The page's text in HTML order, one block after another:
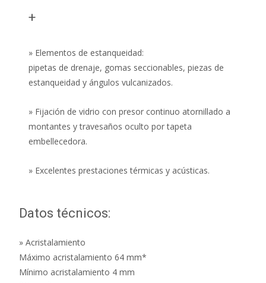
+
» Elementos de estanqueidad:
pipetas de drenaje, gomas seccionables, piezas de
estanqueidad y ángulos vulcanizados.
» Fijación de vidrio con presor continuo atornillado a
montantes y travesaños oculto por tapeta
embellecedora.
» Excelentes prestaciones térmicas y acústicas.
Datos técnicos:
» Acristalamiento
Máximo acristalamiento 64 mm*
Mínimo acristalamiento 4 mm